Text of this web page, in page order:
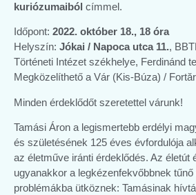
kuriózumaiból címmel.
Időpont: 2022. október 18., 18 óra
Helyszín: Jókai / Napoca utca 11.,
Történeti Intézet székhelye, Ferdinánd
Megközelíthető a Vár (Kis-Búza) /
Minden érdeklődőt szeretettel várunk!
Tamási Áron a legismertebb erdélyi
és születésének 125 éves évfordulója
az életműve iránti érdeklődés. Az életút
ugyanakkor a legkézenfekvőbbnek
problémákba ütköznek: Tamásinak